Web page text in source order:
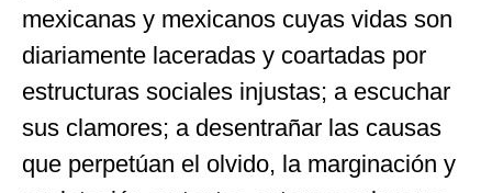
mexicanas y mexicanos cuyas vidas son
diariamente laceradas y coartadas por
estructuras sociales injustas; a escuchar
sus clamores; a desentrañar las causas
que perpetúan el olvido, la marginación y